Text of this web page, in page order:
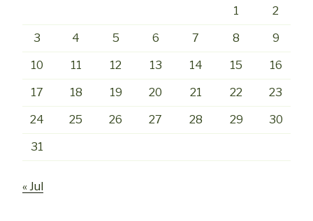
1 2
3 4 5 6 7 8 9
10 11 12 13 14 15 16
17 18 19 20 21 22 23
24 25 26 27 28 29 30
31
« Jul